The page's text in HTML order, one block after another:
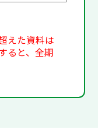
えた資料は
ると、全期